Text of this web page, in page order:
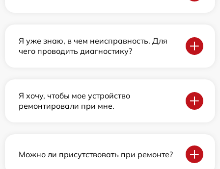
Я уже знаю, в чем неисправность. Для
чего проводить диагностику?
Я хочу, чтобы мое устройство
ремонтировали при мне.
Можно ли присутствовать при ремонте?